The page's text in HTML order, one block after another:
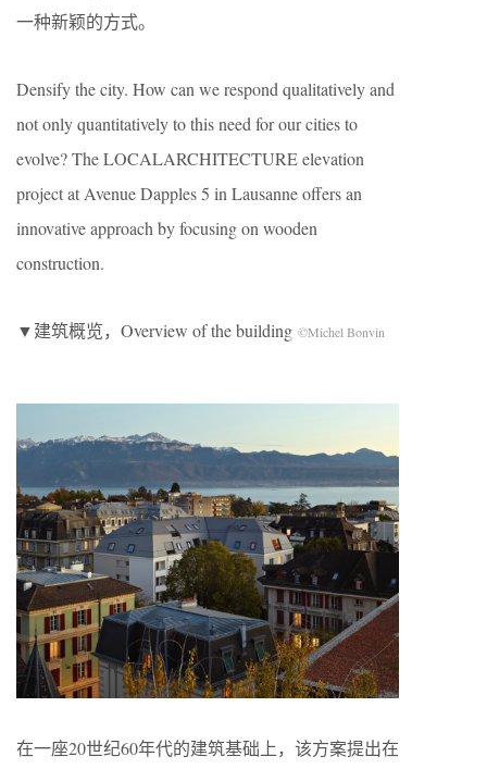
一种新颖的方式。
Densify the city. How can we respond qualitatively and
not only quantitatively to this need for our cities to
evolve? The LOCALARCHITECTURE elevation
project at Avenue Dapples 5 in Lausanne offers an
innovative approach by focusing on wooden
construction.
▼建筑概览，Overview of the building ©Michel Bonvin
在一座20世纪60年代的建筑基础上，该方案提出在